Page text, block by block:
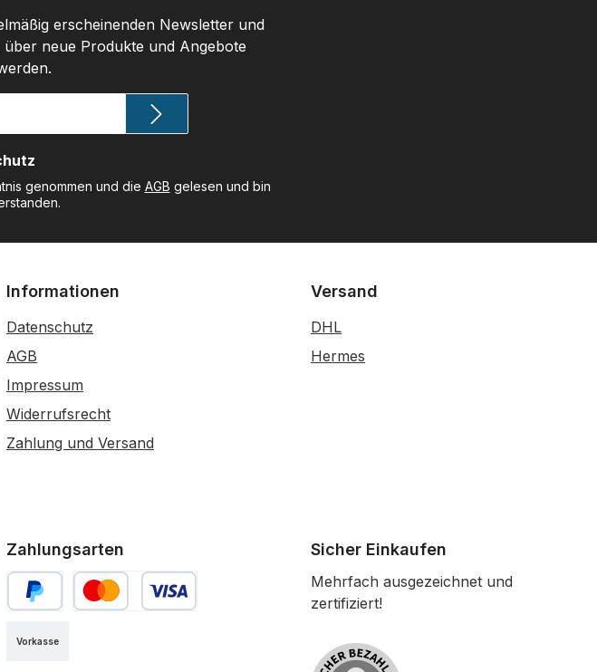
erscheinenden Newsletter und
neue Produkte und Angebote
genommen und die AGB gelesen und bin
Informationen
Datenschutz
AGB
Impressum
Widerrufsrecht
Zahlung und Versand
Versand
DHL
Hermes
Zahlungsarten
Vorkasse
Sicher Einkaufen
Mehrfach ausgezeichnet und
zertifiziert!